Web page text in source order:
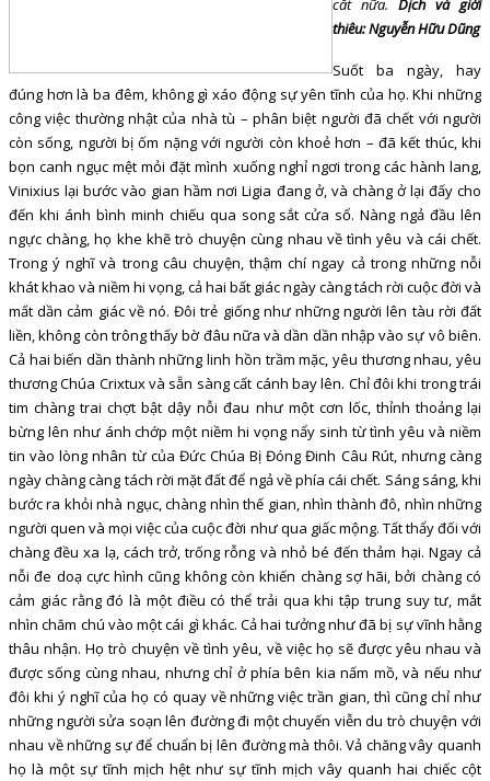
cắt nữa. Dịch và giới
thiêu: Nguyễn Hữu Dũng
Suốt ba ngày, hay
đúng hơn là ba đêm, không gì xáo động sự yên tĩnh của họ. Khi những
công việc thường nhật của nhà tù – phân biệt người đã chết với người
còn sống, người bị ốm nặng với người còn khoẻ hơn – đã kết thúc, khi
bọn canh ngục mệt mỏi đặt mình xuống nghỉ ngơi trong các hành lang,
Vinixius lại bước vào gian hầm nơi Ligia đang ở, và chàng ở lại đấy cho
đến khi ánh bình minh chiếu qua song sắt cửa sổ. Nàng ngả đầu lên
ngực chàng, họ khe khẽ trò chuyện cùng nhau về tình yêu và cái chết.
Trong ý nghĩ và trong câu chuyện, thậm chí ngay cả trong những nỗi
khát khao và niềm hi vọng, cả hai bất giác ngày càng tách rời cuộc đời và
mất dần cảm giác về nó. Đôi trẻ giống như những người lên tàu rời đất
liền, không còn trông thấy bờ đâu nữa và dần dần nhập vào sự vô biên.
Cả hai biến dần thành những linh hồn trầm mặc, yêu thương nhau, yêu
thương Chúa Crixtux và sẵn sàng cất cánh bay lên. Chỉ đôi khi trong trái
tim chàng trai chợt bật dậy nỗi đau như một cơn lốc, thỉnh thoảng lại
bừng lên như ánh chớp một niềm hi vọng nẩy sinh từ tình yêu và niềm
tin vào lòng nhân từ của Đức Chúa Bị Đóng Đinh Câu Rút, nhưng càng
ngày chàng càng tách rời mặt đất để ngả về phía cái chết. Sáng sáng, khi
bước ra khỏi nhà ngục, chàng nhìn thế gian, nhìn thành đô, nhìn những
người quen và mọi việc của cuộc đời như qua giấc mộng. Tất thẩy đối với
chàng đều xa lạ, cách trở, trống rỗng và nhỏ bé đến thảm hại. Ngay cả
nỗi đe doạ cực hình cũng không còn khiến chàng sợ hãi, bởi chàng có
cảm giác rằng đó là một điều có thể trải qua khi tập trung suy tư, mắt
nhìn chăm chú vào một cái gì khác. Cả hai tưởng như đã bị sự vĩnh hằng
thâu nhận. Họ trò chuyện về tình yêu, về việc họ sẽ được yêu nhau và
được sống cùng nhau, nhưng chỉ ở phía bên kia nấm mồ, và nếu như
đôi khi ý nghĩ của họ có quay về những việc trần gian, thì cũng chỉ như
những người sửa soạn lên đường đi một chuyến viễn du trò chuyện với
nhau về những sự để chuẩn bị lên đường mà thôi. Vả chăng vây quanh
họ là một sự tĩnh mịch hệt như sự tĩnh mịch vây quanh hai chiếc cột